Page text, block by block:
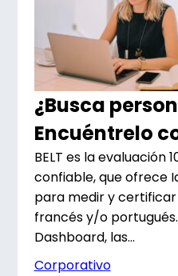
¿Busca
Encuéntrelo
BELT es la evaluación
confiable, que ofrece
para medir y certificar
francés y/o portugués.
Dashboard, las...
Corporativo